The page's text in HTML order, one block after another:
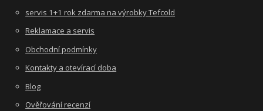
servis 1+1 rok zdarma na výrobky Tefcold
Reklamace a servis
Obchodní podmínky
Kontakty a otevírací doba
Blog
Ověřování recenzí